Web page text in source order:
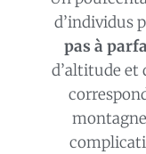
d’individus
pas à
d’altitude et